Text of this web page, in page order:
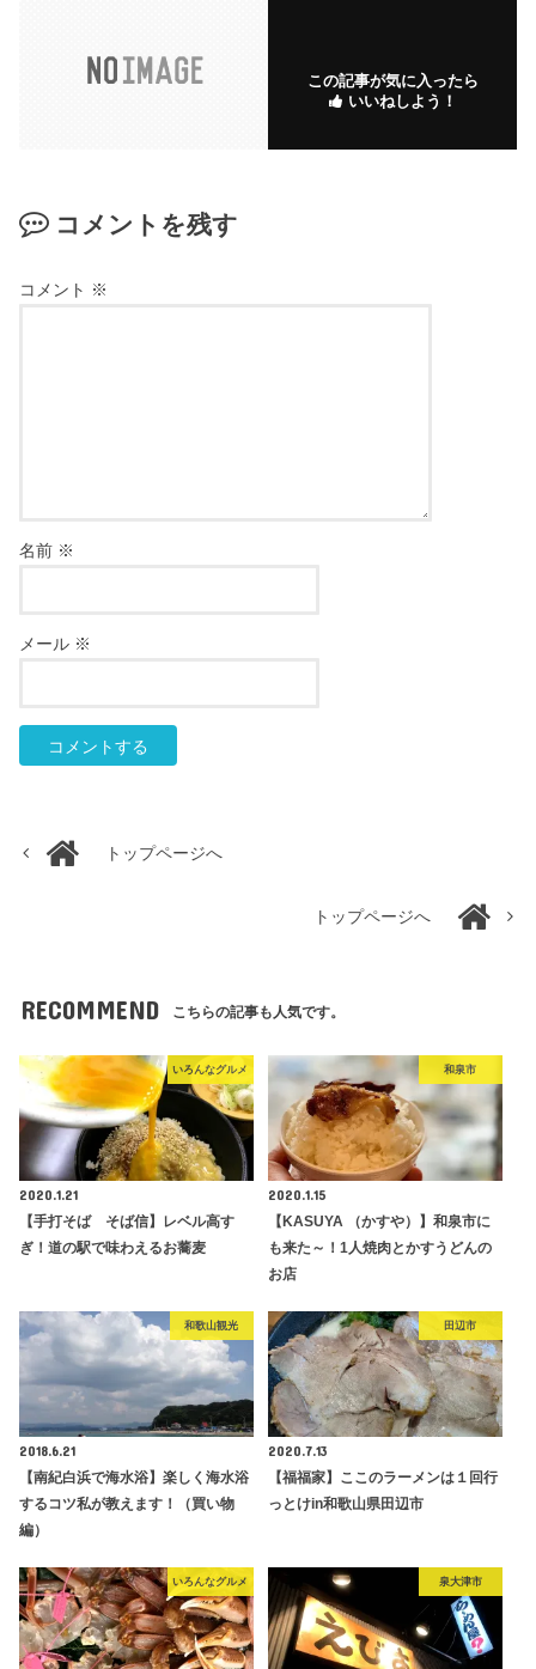
この記事が気に入ったら
いいねしよう！
コメントを残す
コメント ※
名前 ※
メール ※
トップページへ
トップページへ
RECOMMEND こちらの記事も人気です。
いろんなグルメ
2020.1.21
【手打そば そば信】レベル高す
ぎ！道の駅で味わえるお蕎麦
和泉市
2020.1.15
【KASUYA （かすや）】和泉市に
も来た～！1人焼肉とかすうどんの
お店
和歌山観光
2018.6.21
【南紀白浜で海水浴】楽しく海水浴
するコツ私が教えます！（買い物
編）
田辺市
2020.7.13
【福福家】ここのラーメンは１回行
っとけin和歌山県田辺市
いろんなグルメ 泉大津市